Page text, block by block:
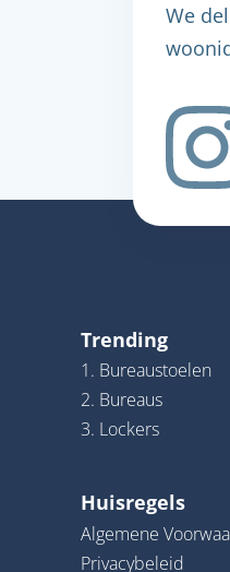
We
Trending
1. Bureaustoelen
2. Bureaus
3. Lockers
Huisregels
Algemene
Privacybeleid